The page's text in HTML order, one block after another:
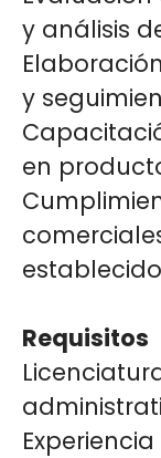
y análisis
y
en
Requisitos